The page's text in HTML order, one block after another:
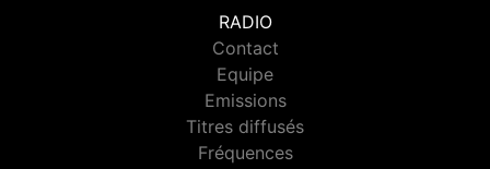
RADIO
Contact
Equipe
Emissions
Titres diffusés
Fréquences